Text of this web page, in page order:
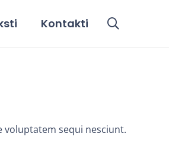
Kontakti
sequi nesciunt.